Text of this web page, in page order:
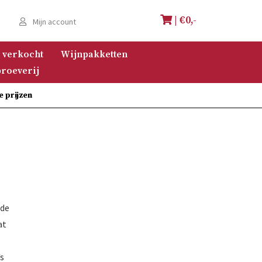
Mijn account | €0,-
verkocht
Wijnpakketten
prijzen